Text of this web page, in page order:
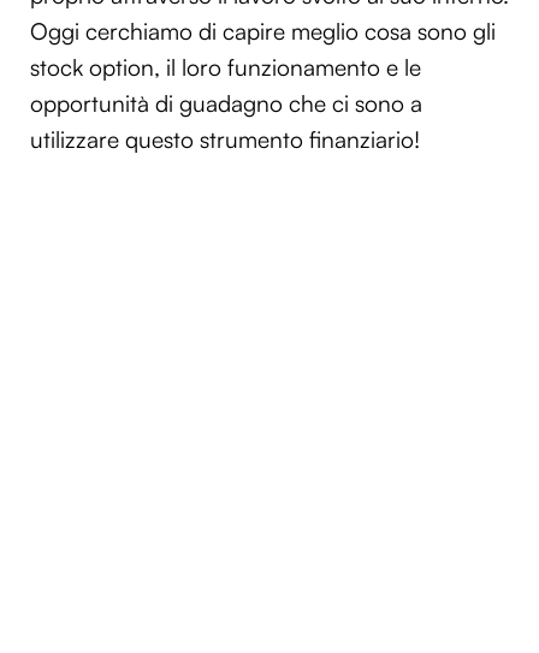
Oggi cerchiamo di capire meglio cosa sono gli
stock option, il loro funzionamento e le
opportunità di guadagno che ci sono a
utilizzare questo strumento finanziario!